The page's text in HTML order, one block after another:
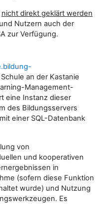
nicht direkt geklärt werden
Nutzern auch der
zur Verfügung.
an der Kastanie
Management-
eine Instanz dieser
des Bildungsservers
einer SQL-Datenbank
von
und kooperativen
in
(sofern diese Funktion
wurde) und Nutzung
Es